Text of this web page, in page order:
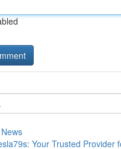
Your Trusted Provider